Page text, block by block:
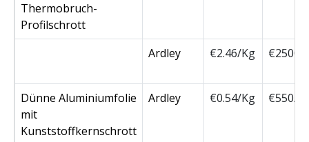
Thermobruch-
Profilschrott
Ardley €2.46/Kg €2500/
Dünne Aluminiumfolie
mit
Kunststoffkernschrott
Ardley €0.54/Kg €550/